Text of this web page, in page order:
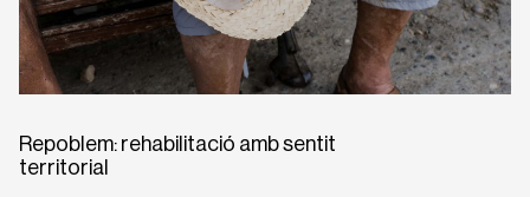
Repoblem: rehabilitació amb sentit
territorial